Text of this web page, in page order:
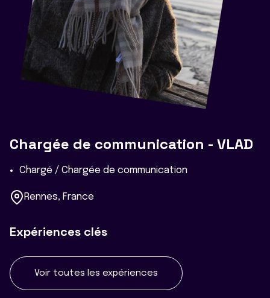
Chargée de communication - VLAD
Chargé / Chargée de communication
Rennes, France
Expériences clés
Voir toutes les expériences